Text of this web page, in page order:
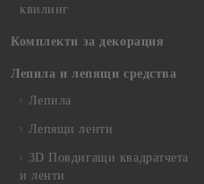
квилинг
Комплекти за декорация
Лепила и лепящи средства
Лепила
Лепящи ленти
3D Повдигащи квадратчета
и ленти